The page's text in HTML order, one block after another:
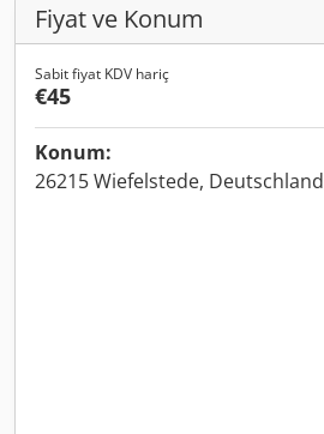
Fiyat ve Konum
Sabit fiyat KDV hariç
€45
Konum:
26215 Wiefelstede, Deutschland